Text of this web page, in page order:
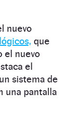
nuevo
que
el nuevo
el
un sistema de
una pantalla